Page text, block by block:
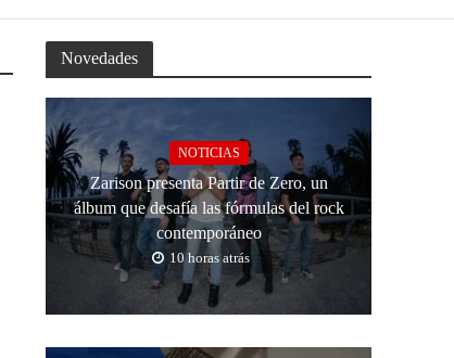
Novedades
NOTICIAS
Zarison presenta Partir de Zero, un
álbum que desafía las fórmulas del rock
contemporáneo
10 horas atrás